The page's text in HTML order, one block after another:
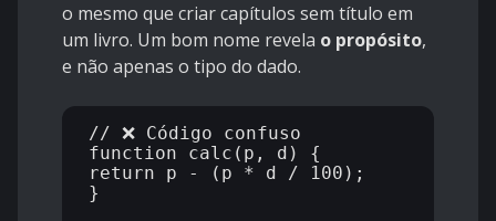
o mesmo que criar capítulos sem título em
um livro. Um bom nome revela o propósito,
e não apenas o tipo do dado.
// ❌ Código confuso
function calc(p, d) {
return p - (p * d / 100);
}